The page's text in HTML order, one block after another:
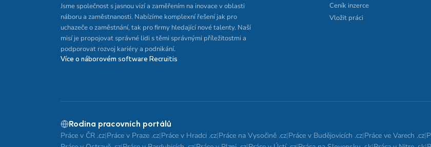
Jsme společnost s jasnou vizí a zaměřením na inovace v oblasti
náboru a zaměstnanosti. Nabízíme komplexní řešení jak pro
uchazeče o zaměstnání, tak pro firmy hledající nové talenty. Naší
misí je propojovat správné lidi s těmi správnými příležitostmi a
podporovat rozvoj kariéry a podnikání.
Více o náborovém software Recruitis
Ceník inzerce
Vložit práci
Rodina pracovních portálů
Práce v ČR .cz|Práce v Praze .cz|Práce v Hradci .cz|Práce na Vysočině .cz|Práce v Budějovicích .cz|Práce ve Varech .cz|